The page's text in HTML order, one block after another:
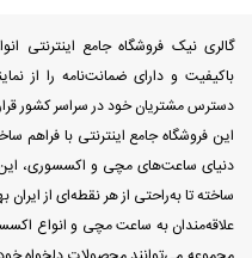
گالری نیک فروشگاه جامع
باکیفیت و دارای ضمانت‌نامه را از
دسترس مشتریان خود در سراسر کشور
این فروشگاه جامع اینترنتی با فراهم
دنیای ساعت‌های مچی و اکسسوری، این
ساخته تا به‌راحتی از هر نقطه‌ای از
علاقه‌مندان به ساعت مچی و انواع